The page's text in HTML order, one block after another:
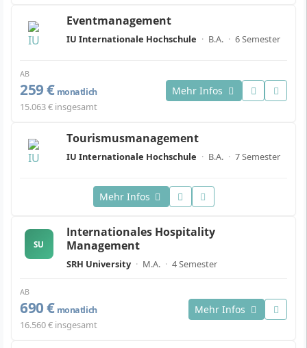
Eventmanagement
IU Internationale Hochschule · B.A. · 6 Semester
AB
259 € monatlich
15.063 € insgesamt
Mehr Infos
Tourismusmanagement
IU Internationale Hochschule · B.A. · 7 Semester
Mehr Infos
SU
Internationales Hospitality
Management
SRH University · M.A. · 4 Semester
AB
690 € monatlich
16.560 € insgesamt
Mehr Infos